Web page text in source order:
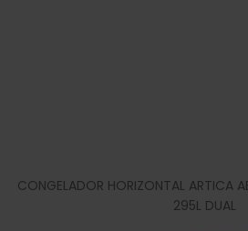
CONGELADOR HORIZONTAL ARTICA
295L DUAL